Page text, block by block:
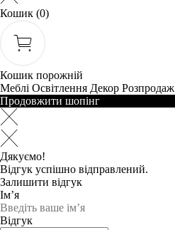
Кошик (0)
Кошик порожній
Меблі Освітлення Декор Розпродаж
Продовжити шопінг
Дякуємо!
Відгук успішно відправлений.
Залишити відгук
Ім’я
Відгук